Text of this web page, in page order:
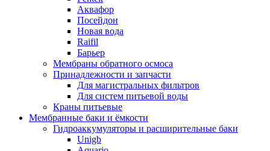
Аквафор
Посейдон
Новая вода
Raifil
Барьер
Мембраны обратного осмоса
Принадлежности и запчасти
Для магистральных фильтров
Для систем питьевой воды
Краны питьевые
Мембранные баки и ёмкости
Гидроаккумуляторы и расширительные баки
Unigb